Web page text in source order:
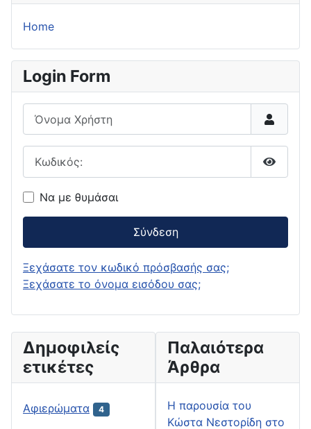
Home
Login Form
Όνομα Χρήστη
Να με θυμάσαι
Σύνδεση
Ξεχάσατε τον κωδικό πρόσβασής σας;
Ξεχάσατε το όνομα εισόδου σας;
Δημοφιλείς
ετικέτες
Αφιερώματα 4
Παλαιότερα
Άρθρα
H παρουσία του
Κώστα Νεστορίδη στο